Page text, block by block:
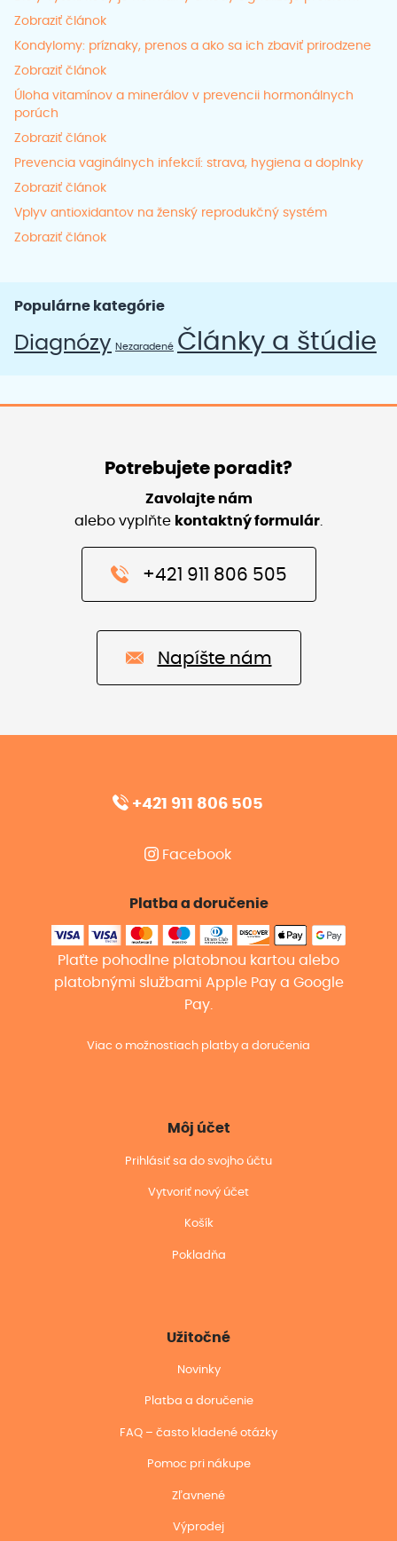
Zobraziť článok
Kondylomy: príznaky, prenos a ako sa ich zbaviť prirodzene
Zobraziť článok
Úloha vitamínov a minerálov v prevencii hormonálnych
porúch
Zobraziť článok
Prevencia vaginálnych infekcií: strava, hygiena a doplnky
Zobraziť článok
Vplyv antioxidantov na ženský reprodukčný systém
Zobraziť článok
Populárne kategórie
Diagnózy Nezaradené Články a štúdie
Potrebujete poradit?
Zavolajte nám
alebo vyplňte kontaktný formulár.
+421 911 806 505
Napíšte nám
+421 911 806 505
Facebook
Platba a doručenie
Plaťte pohodlne platobnou kartou alebo
platobnými službami Apple Pay a Google
Pay.
Viac o možnostiach platby a doručenia
Môj účet
Prihlásiť sa do svojho účtu
Vytvoriť nový účet
Košík
Pokladňa
Užitočné
Novinky
Platba a doručenie
FAQ – často kladené otázky
Pomoc pri nákupe
Zľavnené
Výprodej